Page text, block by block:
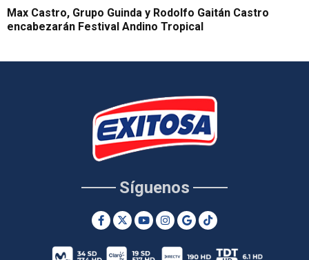
Max Castro, Grupo Guinda y Rodolfo Gaitán Castro
encabezarán Festival Andino Tropical
Síguenos